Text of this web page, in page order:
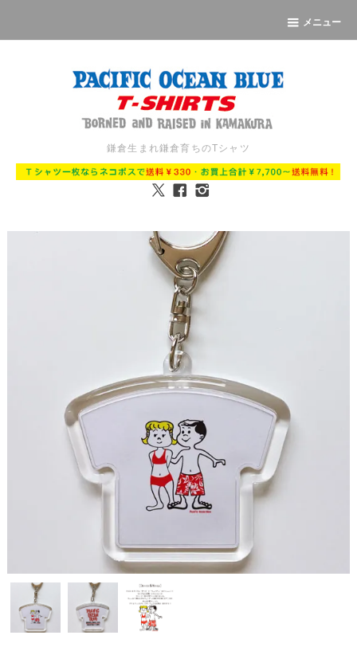
メニュー
鎌倉生まれ鎌倉育ちのTシャツ